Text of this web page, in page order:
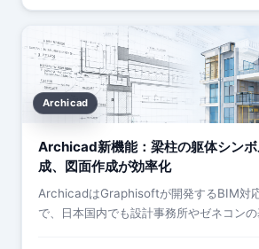
Archicad
Archicad新機能：梁柱の躯体シン
成、図面作成が効率化
ArchicadはGraphisoftが開発するBIM対
で、日本国内でも設計事務所やゼネコン